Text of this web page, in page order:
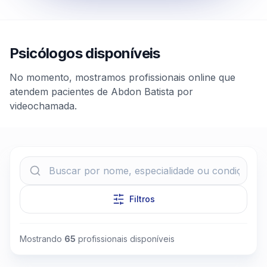
Psicólogos disponíveis
No momento, mostramos profissionais online que
atendem pacientes de Abdon Batista por
videochamada.
Filtros
Mostrando 65 profissionais disponíveis